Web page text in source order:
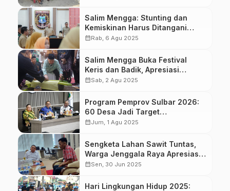
Salim Mengga: Stunting dan
Kemiskinan Harus Ditangani
Secara Maksimal
calendar_monthRab, 6 Agu 2025
Salim Mengga Buka Festival
Keris dan Badik, Apresiasi
Pelestarian Budaya Lokal
calendar_monthSab, 2 Agu 2025
Program Pemprov Sulbar 2026:
60 Desa Jadi Target
Penanganan Kemiskinan dan
calendar_monthJum, 1 Agu 2025
Sengketa Lahan Sawit Tuntas,
Warga Jenggala Raya Apresiasi
Wagub Sulbar
calendar_monthSen, 30 Jun 2025
Hari Lingkungan Hidup 2025: